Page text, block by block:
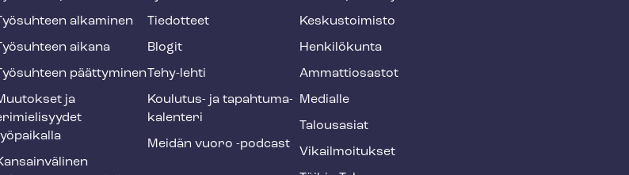
alkaminen
aikana
päättyminen
ja
Tiedotteet
Blogit
Tehy-lehti
Koulutus- ja ta­pah­tu­ma­
ka­len­te­ri
Meidän vuoro -podcast
Keskustoimisto
Henkilökunta
Ammattiosastot
Medialle
Talousasiat
Vi­kail­moi­tuk­set